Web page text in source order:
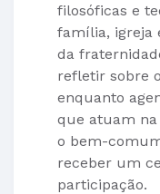
filosóficas e
família, igreja
da
refletir sobre
enquanto
que atuam na
o bem-
receber um
participação.